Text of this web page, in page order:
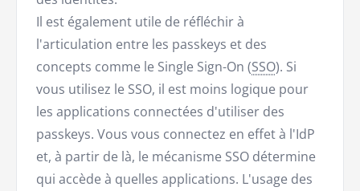
Il est également utile de réfléchir à
l'articulation entre les passkeys et des
concepts comme le Single Sign-On (SSO). Si
vous utilisez le SSO, il est moins logique pour
les applications connectées d'utiliser des
passkeys. Vous vous connectez en effet à l'IdP
et, à partir de là, le mécanisme SSO détermine
qui accède à quelles applications. L'usage des